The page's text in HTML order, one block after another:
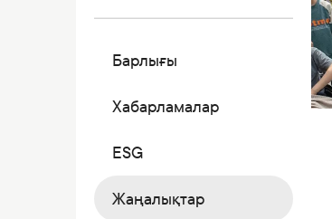
Kaspi QR
Барлығы
Хабарламалар
ESG
Жаңалықтар